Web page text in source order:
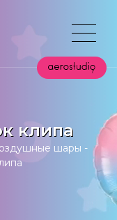
клипа
шары -